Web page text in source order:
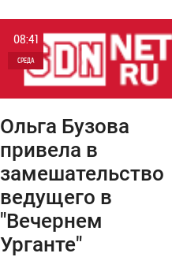
08:41
СРЕДА
9 647
Ольга Бузова
привела в
замешательство
ведущего в
"Вечернем
Урганте"